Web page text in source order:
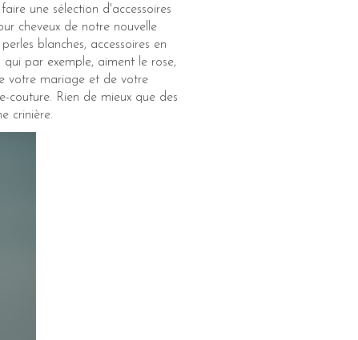
une sélection d'accessoires
cheveux de notre nouvelle
blanches, accessoires en
par exemple, aiment le rose,
votre mariage et de votre
couture. Rien de mieux que des
crinière.